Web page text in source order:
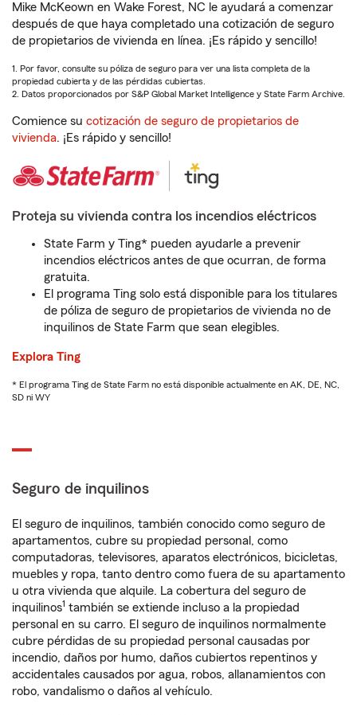
Mike McKeown en Wake Forest, NC le ayudará a comenzar
después de que haya completado una cotización de seguro
de propietarios de vivienda en línea. ¡Es rápido y sencillo!
1. Por favor, consulte su póliza de seguro para ver una lista completa de la
propiedad cubierta y de las pérdidas cubiertas.
2. Datos proporcionados por S&P Global Market Intelligence y State Farm Archive.
Comience su cotización de seguro de propietarios de
vivienda. ¡Es rápido y sencillo!
Proteja su vivienda contra los incendios eléctricos
State Farm y Ting* pueden ayudarle a prevenir
incendios eléctricos antes de que ocurran, de forma
gratuita.
El programa Ting solo está disponible para los titulares
de póliza de seguro de propietarios de vivienda no de
inquilinos de State Farm que sean elegibles.
Explora Ting
* El programa Ting de State Farm no está disponible actualmente en AK, DE, NC,
SD ni WY
Seguro de inquilinos
El seguro de inquilinos, también conocido como seguro de
apartamentos, cubre su propiedad personal, como
computadoras, televisores, aparatos electrónicos, bicicletas,
muebles y ropa, tanto dentro como fuera de su apartamento
u otra vivienda que alquile. La cobertura del seguro de
inquilinos1 también se extiende incluso a la propiedad
personal en su carro. El seguro de inquilinos normalmente
cubre pérdidas de su propiedad personal causadas por
incendio, daños por humo, daños cubiertos repentinos y
accidentales causados por agua, robos, allanamientos con
robo, vandalismo o daños al vehículo.